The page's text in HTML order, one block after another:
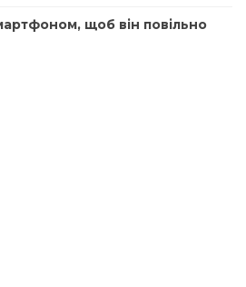
щоб він повільно